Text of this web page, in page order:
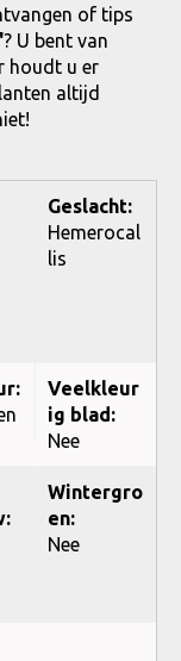
of tips
? U bent van
houdt u er
altijd
Geslacht:
Hemerocal
lis
Veelkleur
ig blad:
Nee
Wintergro
en:
Nee